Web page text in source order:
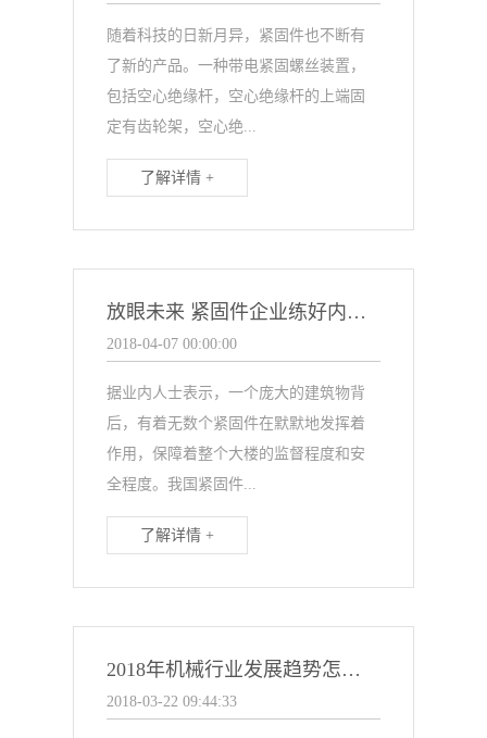
随着科技的日新月异，紧固件也不断有
了新的产品。一种带电紧固螺丝装置，
包括空心绝缘杆，空心绝缘杆的上端固
定有齿轮架，空心绝...
了解详情 +
放眼未来 紧固件企业练好内功应对市场变化
2018-04-07 00:00:00
据业内人士表示，一个庞大的建筑物背
后，有着无数个紧固件在默默地发挥着
作用，保障着整个大楼的监督程度和安
全程度。我国紧固件...
了解详情 +
2018年机械行业发展趋势怎么样?
2018-03-22 09:44:33